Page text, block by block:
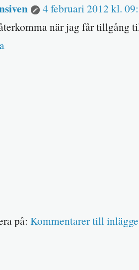
4 februari 2012 kl.
när jag får tillgång
på: Kommentarer till